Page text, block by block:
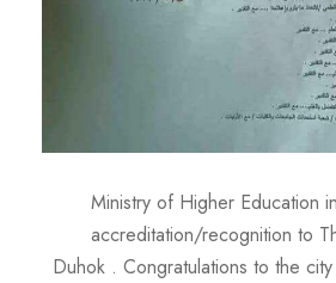
Ministry of Higher Education
accreditation/recognition to
Duhok . Congratulations to the